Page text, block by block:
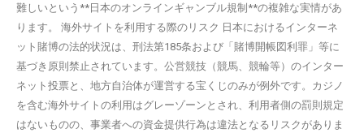
難しいという**日本のオンラインギャンブル規制**の複雑な実情があ
ります。 海外サイトを利用する際のリスク 日本におけるインターネ
ット賭博の法的状況は、刑法第185条および「賭博開帳図利罪」等に
基づき原則禁止されています。公営競技（競馬、競輪等）のインター
ネット投票と、地方自治体が運営する宝くじのみが例外です。カジノ
を含む海外サイトの利用はグレーゾーンとされ、利用者側の罰則規定
はないものの、事業者への資金提供行為は違法となるリスクがありま